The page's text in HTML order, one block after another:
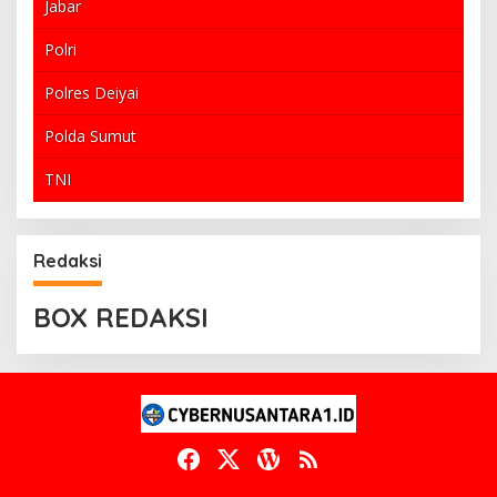
Jabar
Polri
Polres Deiyai
Polda Sumut
TNI
Redaksi
BOX REDAKSI